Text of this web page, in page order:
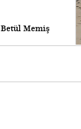
Betül Memiş